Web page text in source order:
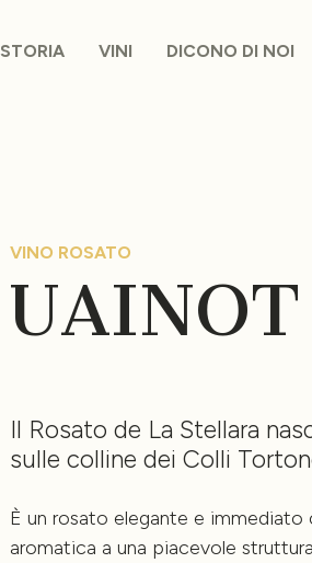
STORIA VINI DICONO DI NOI
VINO ROSATO
UAINOT
Il Rosato de La Stellara
sulle colline dei Colli
È un rosato elegante e
aromatica a una piacevole